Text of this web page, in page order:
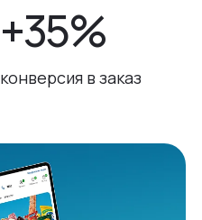
+35%
конверсия в заказ